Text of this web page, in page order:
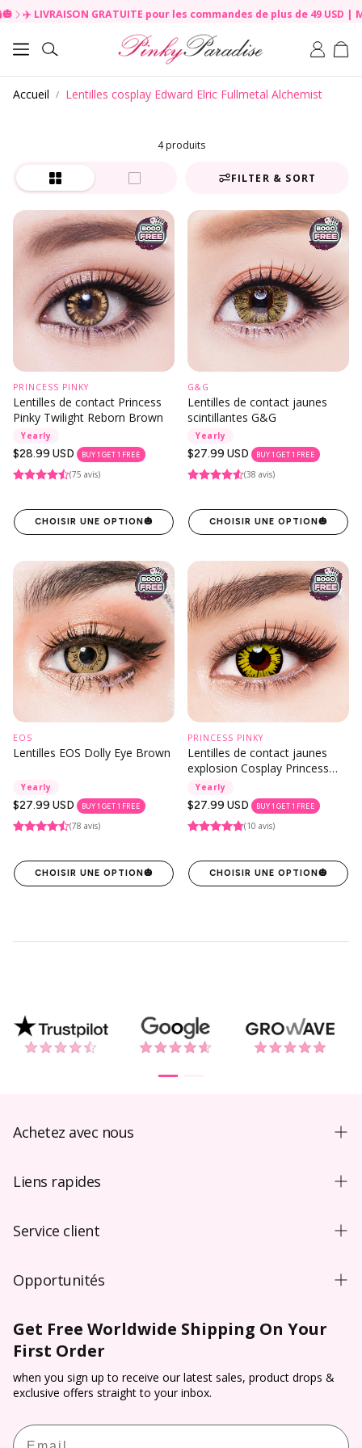
R
✈️ LIVRAISON GRATUITE pour les commandes de plus de 49 USD |
Rechercher
Accueil Lentilles cosplay Edward Elric Fullmetal Alchemist
4 produits
FILTER & SORT
PRINCESS PINKY
Lentilles de contact Princess
Pinky Twilight Reborn Brown
Yearly
Prix
habituel
$28.99 USD BUY 1 GET 1 FREE
(75 avis)
CHOISIR UNE OPTION 🎃
G&G
Lentilles de contact jaunes
scintillantes G&G
Yearly
Prix
habituel
$27.99 USD BUY 1 GET 1 FREE
(38 avis)
CHOISIR UNE OPTION 🎃
EOS
Lentilles EOS Dolly Eye Brown
Yearly
Prix
habituel
$27.99 USD BUY 1 GET 1 FREE
(78 avis)
CHOISIR UNE OPTION🎃
PRINCESS PINKY
Lentilles de contact jaunes
explosion Cosplay Princess
Pinky
Yearly
Prix
habituel
$27.99 USD BUY 1 GET 1 FREE
(10 avis)
CHOISIR UNE OPTION🎃
Achetez avec nous
Nouvel utilisateur
Vérification de l’ordonnance
Conditions d'utilisation
Politique de remboursement
Liens rapides
Lentilles colorées Canada
Lentilles colorées NZ
Lentilles de contact colorées
Lentilles Halloween
Lentilles cosplay
Calculateur d’ordonnance de lentilles de contact
Service client
FAQ
Paiement
Suivi et traçabilité
Retour et annulation
Récompenses PP
Opportunités
Livraison directe
Programme d'affiliation
Get Free Worldwide Shipping On Your
First Order
when you sign up to receive our latest sales, product drops &
exclusive offers straight to your inbox.
Email